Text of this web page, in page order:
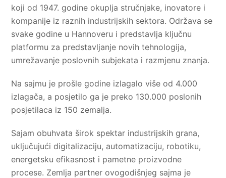
koji od 1947. godine okuplja stručnjake, inovatore i
kompanije iz raznih industrijskih sektora. Održava se
svake godine u Hannoveru i predstavlja ključnu
platformu za predstavljanje novih tehnologija,
umrežavanje poslovnih subjekata i razmjenu znanja.
Na sajmu je prošle godine izlagalo više od 4.000
izlagača, a posjetilo ga je preko 130.000 poslonih
posjetilaca iz 150 zemalja.
Sajam obuhvata širok spektar industrijskih grana,
uključujući digitalizaciju, automatizaciju, robotiku,
energetsku efikasnost i pametne proizvodne
procese. Zemlja partner ovogodišnjeg sajma je